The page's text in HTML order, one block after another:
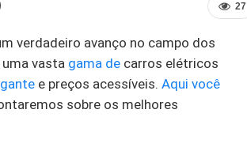
27
verdadeiro avanço no campo dos
vasta gama de carros elétricos
e preços acessíveis. Aqui você
sobre os melhores